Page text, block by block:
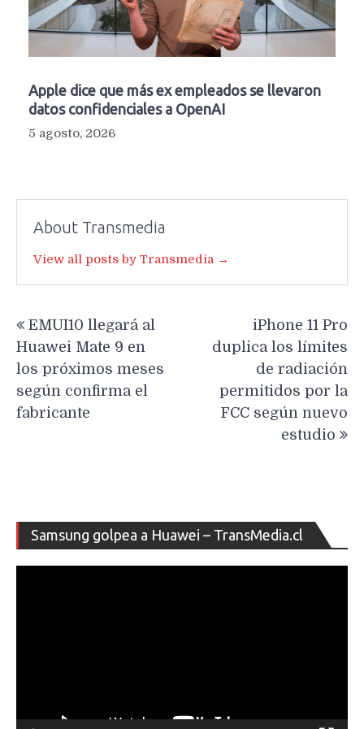
Apple dice que más ex empleados se llevaron
datos confidenciales a OpenAI
5 agosto, 2026
About Transmedia
View all posts by Transmedia →
de
entradas
EMUI10 llegará al
Huawei Mate 9 en
los próximos meses
según confirma el
fabricante
iPhone 11 Pro
duplica los límites
de radiación
permitidos por la
FCC según nuevo
estudio
Samsung golpea a Huawei – TransMedia.cl
de